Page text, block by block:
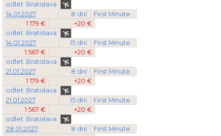
odlet: Bratislava
14.01.2027
8 dní
First Minute
1 179 €
+20 €
odlet: Bratislava
14.01.2027
15 dní
First Minute
1 567 €
+20 €
odlet: Bratislava
21.01.2027
8 dní
First Minute
1 179 €
+20 €
odlet: Bratislava
21.01.2027
15 dní
First Minute
1 567 €
+20 €
odlet: Bratislava
28.01.2027
8 dní
First Minute